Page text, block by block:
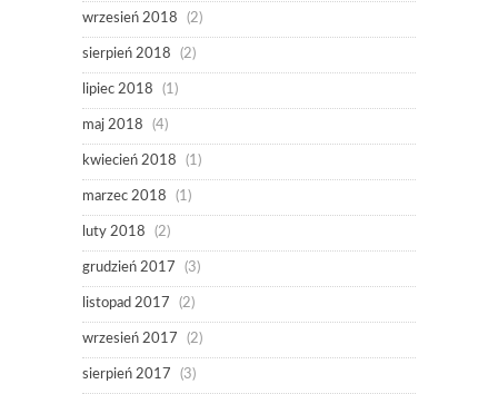
wrzesień 2018 (2)
sierpień 2018 (2)
lipiec 2018 (1)
maj 2018 (4)
kwiecień 2018 (1)
marzec 2018 (1)
luty 2018 (2)
grudzień 2017 (3)
listopad 2017 (2)
wrzesień 2017 (2)
sierpień 2017 (3)